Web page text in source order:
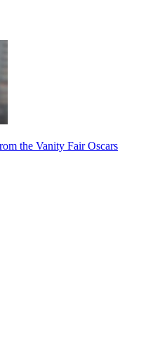
the Vanity Fair Oscars